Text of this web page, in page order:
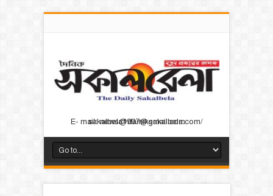
E- mail: news@dainiksakalbela.com/ sakalbela1997@gmail.com